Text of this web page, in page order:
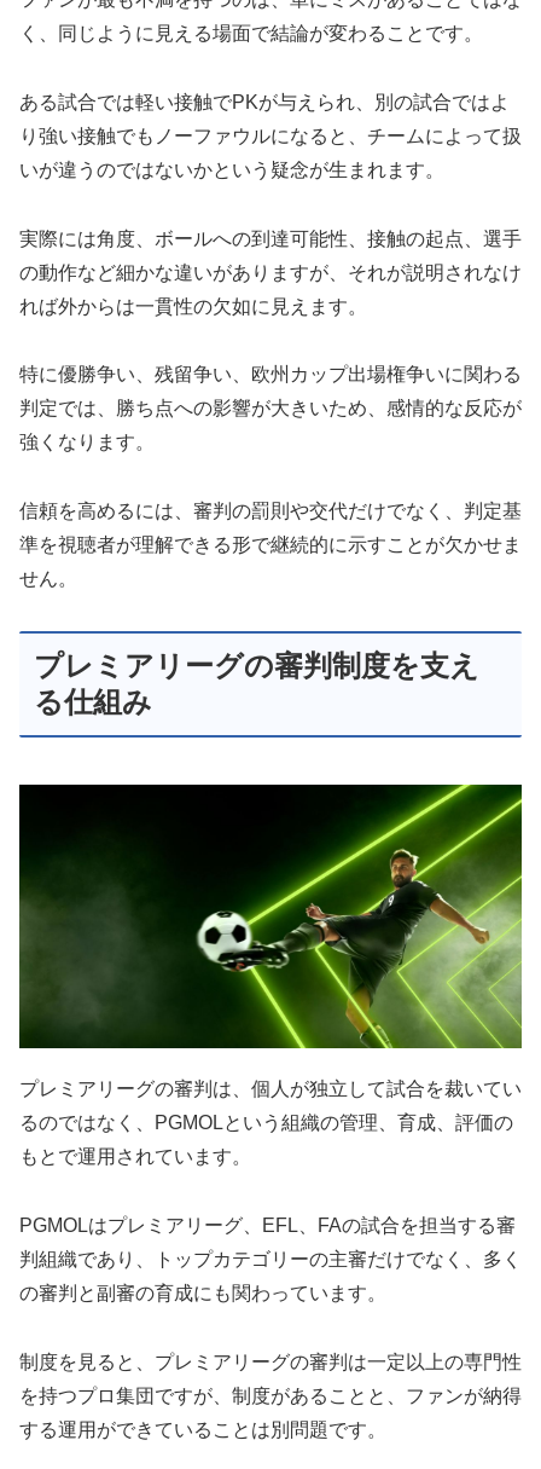
く、同じように見える場面で結論が変わることです。
ある試合では軽い接触でPKが与えられ、別の試合ではよ
り強い接触でもノーファウルになると、チームによって扱
いが違うのではないかという疑念が生まれます。
実際には角度、ボールへの到達可能性、接触の起点、選手
の動作など細かな違いがありますが、それが説明されなけ
れば外からは一貫性の欠如に見えます。
特に優勝争い、残留争い、欧州カップ出場権争いに関わる
判定では、勝ち点への影響が大きいため、感情的な反応が
強くなります。
信頼を高めるには、審判の罰則や交代だけでなく、判定基
準を視聴者が理解できる形で継続的に示すことが欠かせま
せん。
プレミアリーグの審判制度を支え
る仕組み
プレミアリーグの審判は、個人が独立して試合を裁いてい
るのではなく、PGMOLという組織の管理、育成、評価の
もとで運用されています。
PGMOLはプレミアリーグ、EFL、FAの試合を担当する審
判組織であり、トップカテゴリーの主審だけでなく、多く
の審判と副審の育成にも関わっています。
制度を見ると、プレミアリーグの審判は一定以上の専門性
を持つプロ集団ですが、制度があることと、ファンが納得
する運用ができていることは別問題です。